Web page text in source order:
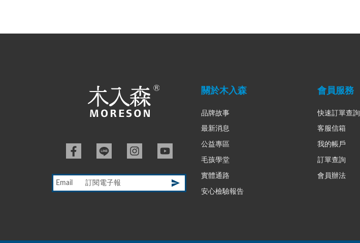
關於木入森
品牌故事
最新消息
公益專區
毛孩學堂
實體通路
安心檢驗報告
會員服務
快速訂單查詢
客服信箱
我的帳戶
訂單查詢
會員辦法
Email